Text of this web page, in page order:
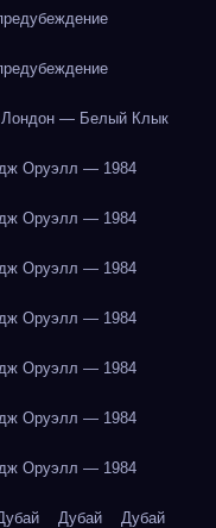
— Белый Клык
Оруэлл — 1984
Оруэлл — 1984
Оруэлл — 1984
Оруэлл — 1984
Оруэлл — 1984
Оруэлл — 1984
Оруэлл — 1984
Дубай Дубай